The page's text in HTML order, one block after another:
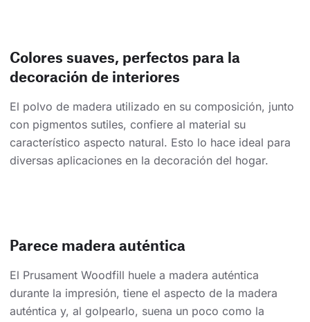
Colores suaves, perfectos para la
decoración de interiores
El polvo de madera utilizado en su composición, junto
con pigmentos sutiles, confiere al material su
característico aspecto natural. Esto lo hace ideal para
diversas aplicaciones en la decoración del hogar.
Parece madera auténtica
El Prusament Woodfill huele a madera auténtica
durante la impresión, tiene el aspecto de la madera
auténtica y, al golpearlo, suena un poco como la